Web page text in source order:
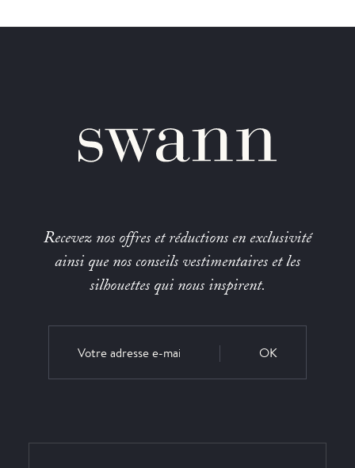
Recevez nos offres et réductions en exclusivité
ainsi que nos conseils vestimentaires et les
silhouettes qui nous inspirent.
OK